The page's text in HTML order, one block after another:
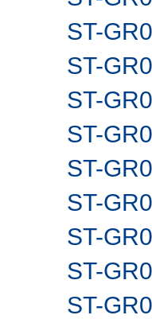
ST-
ST-
ST-
ST-
ST-
ST-
ST-
ST-
ST-